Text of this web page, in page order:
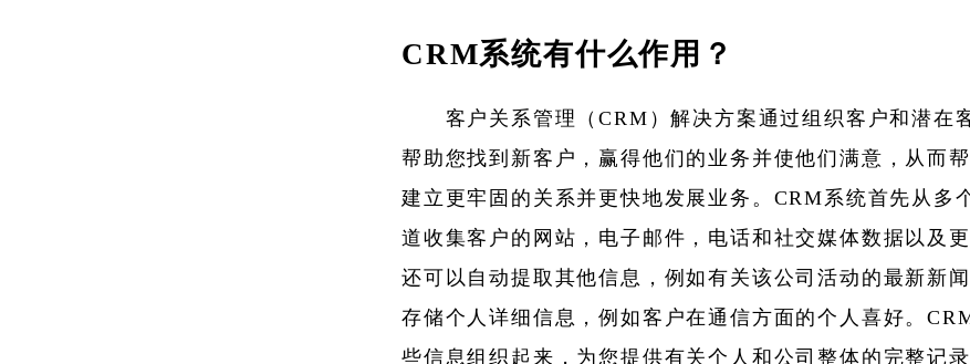
CRM系统有什么作用？
客户关系管理（CRM）解决方案通过组织客户和潜在
帮助您找到新客户，赢得他们的业务并使他们满意，从而
建立更牢固的关系并更快地发展业务。CRM系统首先从多
道收集客户的网站，电子邮件，电话和社交媒体数据以及
还可以自动提取其他信息，例如有关该公司活动的最新新
存储个人详细信息，例如客户在通信方面的个人喜好。
些信息组织起来，为您提供有关个人和公司整体的完整记